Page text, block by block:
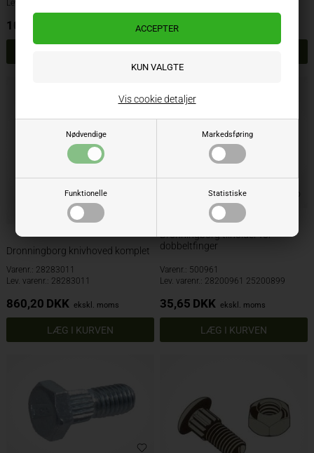
Nødvendige Markedsføring
Funktionelle Statistiske
Vis cookie detaljer
Lev. varenr.: 44100000
10,50 11,99
Dronningborg knivhoved komplet
Varenr.: 28283011
Lev. varenr.: 28283011
860,20 DKK ekskl. moms
Dronningborg tilholder for
dobbeltfinger
Varenr.: 500961
Lev. varenr.: 28200961 25200899
35,65 DKK ekskl. moms